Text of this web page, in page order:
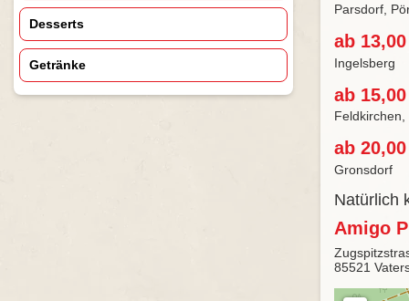
Desserts
Getränke
Parsdorf,
ab
Ingelsberg
ab
ab
Gronsdorf
Natürlich
Amigo
85521